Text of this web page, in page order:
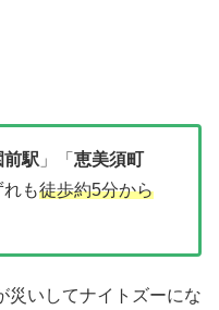
前駅 」「 恵美須町
れも徒歩約5分から
災いしてナイトズーにな